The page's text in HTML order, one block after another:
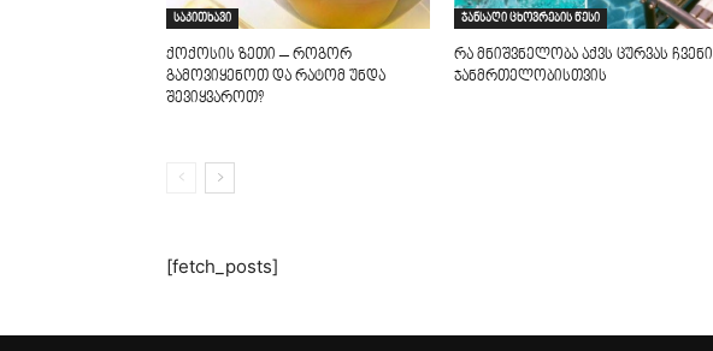
საკითხავი
ქოქოსის ზეთი – როგორ
გამოვიყენოთ და რატომ უნდა
შევიყვაროთ?
ჯანსაღი ცხოვრების წესი
რა მნიშვნელობა აქვს ცურვას ჩვენი
ჯანმრთელობისთვის
[fetch_posts]